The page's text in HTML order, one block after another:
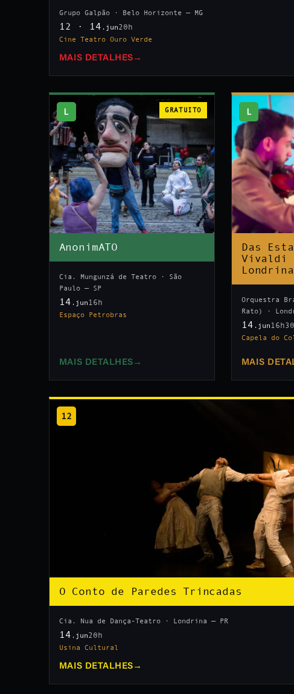
Grupo Galpão · Belo Horizonte — MG
12 · 14 .jun20h
Cine Teatro Ouro Verde
MAIS DETALHES →
L GRATUITO
AnonimATO
Cia. Mungunzá de Teatro · São
Paulo — SP
14 .jun 16h
Espaço Petrobras
MAIS DETALHES →
L
Das
Vivaldi
Londrina
Orquestra
Rato) ·
14 .jun 16h30
Capela do
MAIS
12
O Conto de Paredes Trincadas
Cia. Nua de Dança-Teatro · Londrina — PR
14 .jun20h
Usina Cultural
MAIS DETALHES →